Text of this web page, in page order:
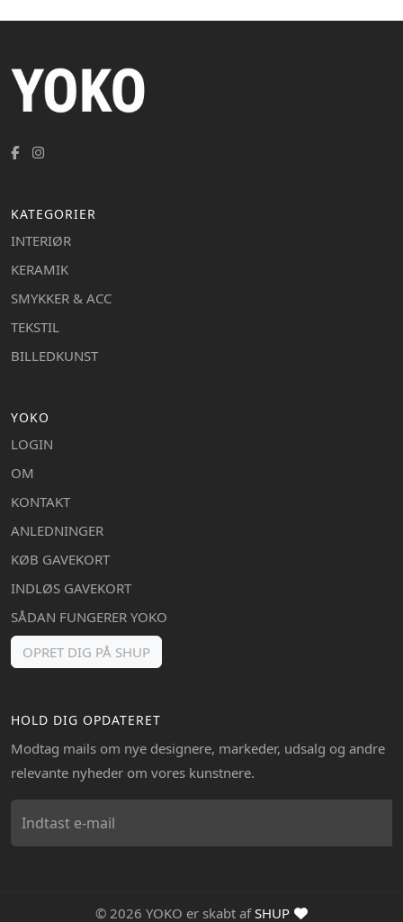
KATEGORIER
INTERIØR
KERAMIK
SMYKKER & ACC
TEKSTIL
BILLEDKUNST
YOKO
LOGIN
OM
KONTAKT
ANLEDNINGER
KØB GAVEKORT
INDLØS GAVEKORT
SÅDAN FUNGERER YOKO
OPRET DIG PÅ SHUP
HOLD DIG OPDATERET
Modtag mails om nye designere, markeder, udsalg og andre
relevante nyheder om vores kunstnere.
© 2026 YOKO er skabt afSHUP